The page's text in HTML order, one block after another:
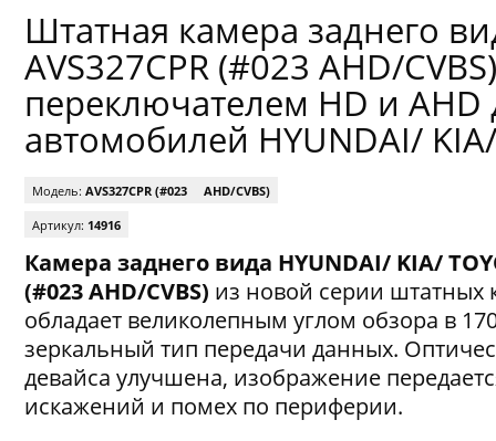
Штатная камера заднего
AVS327CPR (#023 AHD/
переключателем HD и AHD
автомобилей HYUNDAI/
Модель: AVS327CPR (#023 AHD/CVBS)
Артикул: 14916
Камера заднего вида HYUNDAI/ KIA/
(#023 AHD/CVBS) из новой серии штатных
обладает великолепным углом обзора в
зеркальный тип передачи данных.
девайса улучшена, изображение
искажений и помех по периферии.